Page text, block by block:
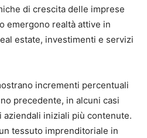
di crescita delle imprese
emergono realtà attive in
estate, investimenti e servizi
incrementi percentuali
precedente, in alcuni casi
aziendali iniziali più contenute.
tessuto imprenditoriale in